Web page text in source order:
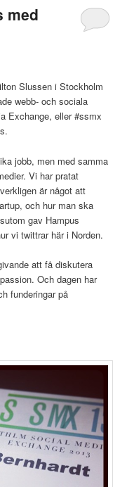
med
Slussen i Stockholm
webb- och sociala
Exchange, eller #ssmx
jobb, men med samma
Vi har pratat
är något att
och hur man ska
gav Hampus
vi twittrar här i Norden.
att få diskutera
Och dagen har
funderingar på